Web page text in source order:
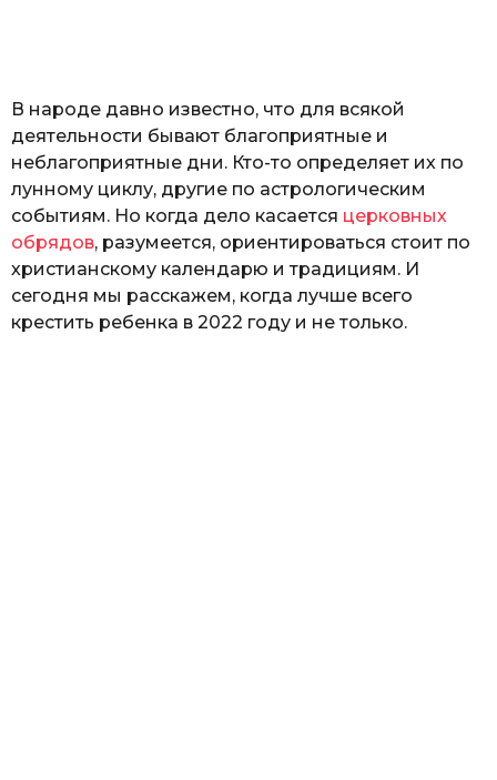
В народе давно известно, что для всякой
деятельности бывают благоприятные и
неблагоприятные дни. Кто-то определяет их по
лунному циклу, другие по астрологическим
событиям. Но когда дело касается церковных
обрядов, разумеется, ориентироваться стоит по
христианскому календарю и традициям. И
сегодня мы расскажем, когда лучше всего
крестить ребенка в 2022 году и не только.